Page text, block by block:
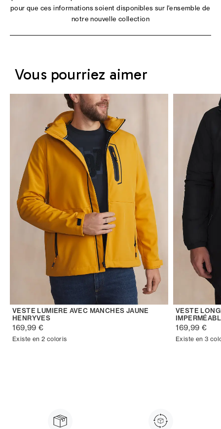
pour que ces informations soient disponibles sur l'ensemble de
notre nouvelle collection
Vous pourriez aimer
VESTE LUMIERE AVEC MANCHES JAUNE
HENRYVES
169,99 €
Existe en 2 coloris
VESTE
169,99 €
Existe en 3